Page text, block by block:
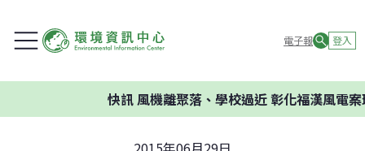
電子報 登入
快訊風機離聚落、學校過近 彰化福漢風電案環